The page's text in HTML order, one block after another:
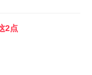
2点